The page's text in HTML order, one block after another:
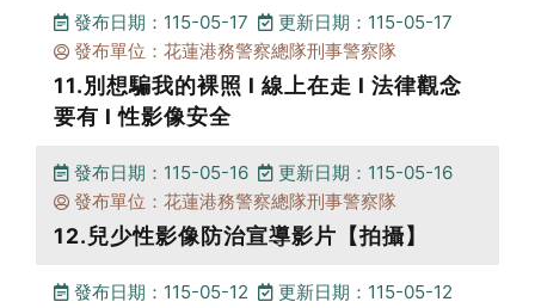
發布日期：115-05-17
更新日期：115-05-17
發布單位：花蓮港務警察總隊刑事警察隊
11.別想騙我的裸照 l 線上在走 l 法律觀念
要有 l 性影像安全
發布日期：115-05-16
更新日期：115-05-16
發布單位：花蓮港務警察總隊刑事警察隊
12.兒少性影像防治宣導影片【拍攝】
發布日期：115-05-12
更新日期：115-05-12